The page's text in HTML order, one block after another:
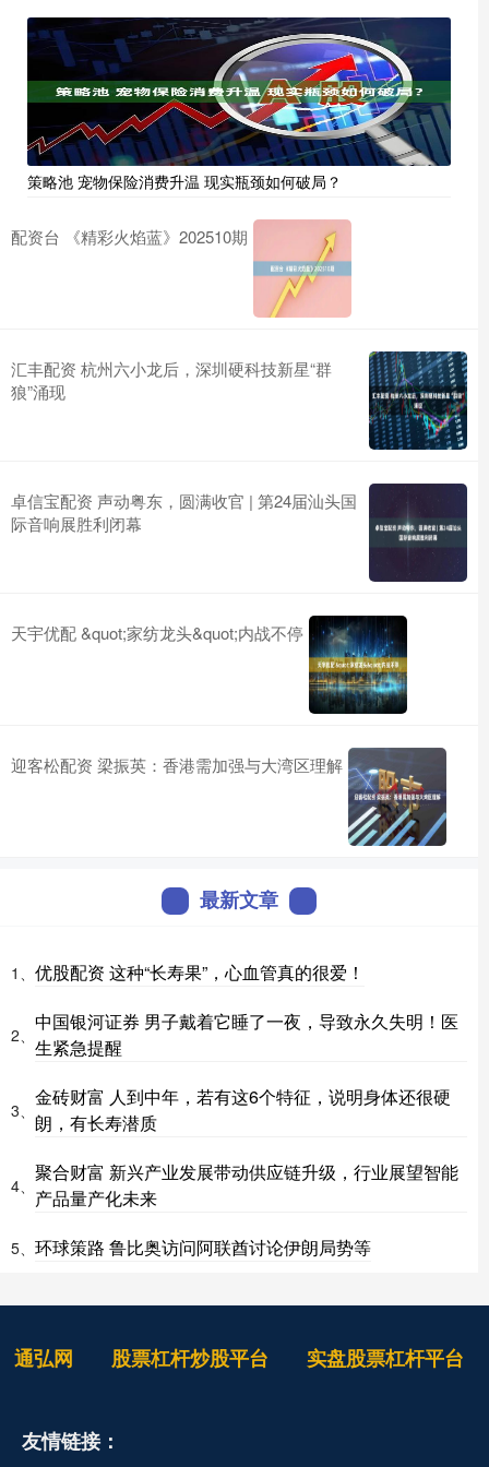
策略池 宠物保险消费升温 现实瓶颈如何破局？
配资台 《精彩火焰蓝》202510期
汇丰配资 杭州六小龙后，深圳硬科技新星“群
狼”涌现
卓信宝配资 声动粤东，圆满收官 | 第24届汕头国
际音响展胜利闭幕
天宇优配 &quot;家纺龙头&quot;内战不停
迎客松配资 梁振英：香港需加强与大湾区理解
最新文章
1、 优股配资 这种“长寿果”，心血管真的很爱！
2、
中国银河证券 男子戴着它睡了一夜，导致永久失明！医
生紧急提醒
3、
金砖财富 人到中年，若有这6个特征，说明身体还很硬
朗，有长寿潜质
4、
聚合财富 新兴产业发展带动供应链升级，行业展望智能
产品量产化未来
5、 环球策路 鲁比奥访问阿联酋讨论伊朗局势等
通弘网 股票杠杆炒股平台 实盘股票杠杆平台
友情链接：